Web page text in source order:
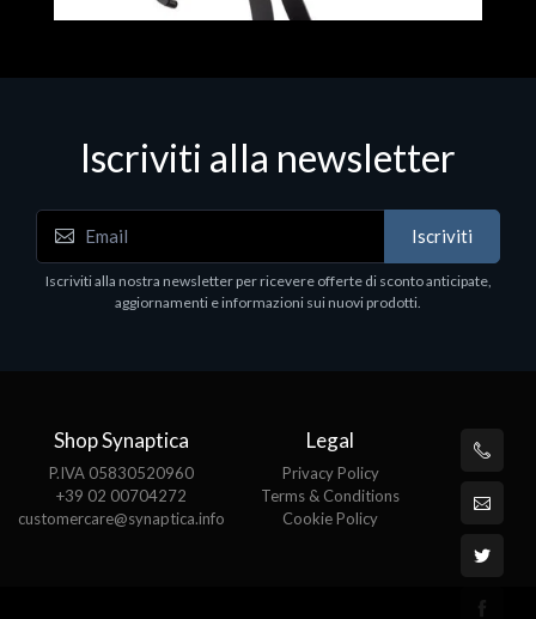
EPSON TABLET STAND, BLACK. Porta tablet
Epson, solido in metallo, orientabile in tre assi.
Adatto a tutti i tablet.
Iscriviti alla newsletter
Iscriviti
Iscriviti alla nostra newsletter per ricevere offerte di sconto anticipate,
aggiornamenti e informazioni sui nuovi prodotti.
Shop Synaptica
P.IVA 05830520960
+39 02 00704272
customercare@synaptica.info
Legal
Privacy Policy
Terms & Conditions
Cookie Policy